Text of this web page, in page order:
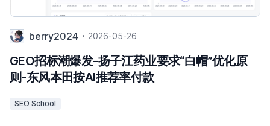
berry2024 2026-05-26
GEO招标潮爆发-扬子江药业要求“白帽”优化原
则-东风本田按AI推荐率付款
SEO School